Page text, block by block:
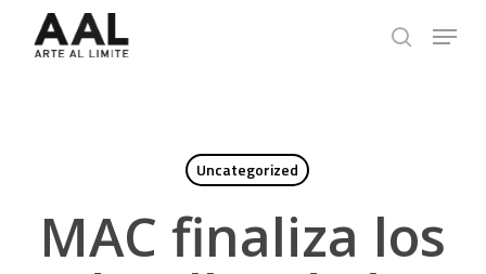
search
Menu
Uncategorized
MAC finaliza los